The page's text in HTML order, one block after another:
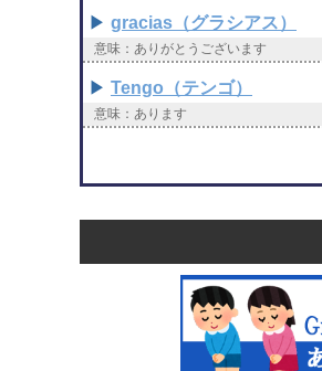
gracias（グラシアス）
意味：ありがとうございます
Tengo（テンゴ）
意味：あります